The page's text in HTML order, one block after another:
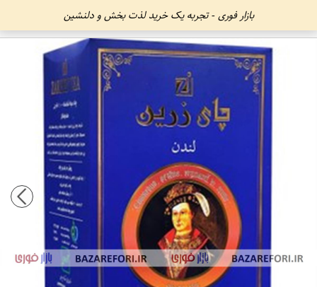
بازار فوری - تجربه یک خرید لذت بخش و دلنشین